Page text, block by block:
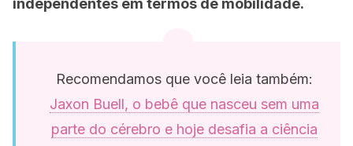
independentes em termos de mobilidade.
Recomendamos que você leia também:
Jaxon Buell, o bebê que nasceu sem uma
parte do cérebro e hoje desafia a ciência